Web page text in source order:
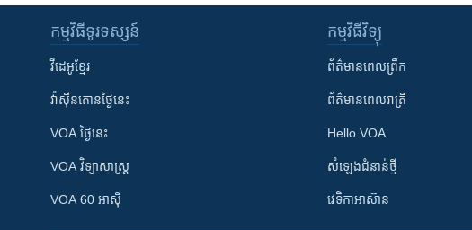
កម្មវិធី​ទូរទស្សន៍
វីដេអូ​ខ្មែរ
វ៉ាស៊ីនតោន​ថ្ងៃ​នេះ
VOA ថ្ងៃនេះ
VOA ​វិទ្យាសាស្ត្រ
VOA 60 អាស៊ី
កម្មវិធី​វិទ្យុ
ព័ត៌មាន​ពេល​ព្រឹក
ព័ត៌មាន​​ពេល​រាត្រី
Hello VOA
សំឡេង​ជំនាន់​ថ្មី
វេទិកា​អាស៊ាន